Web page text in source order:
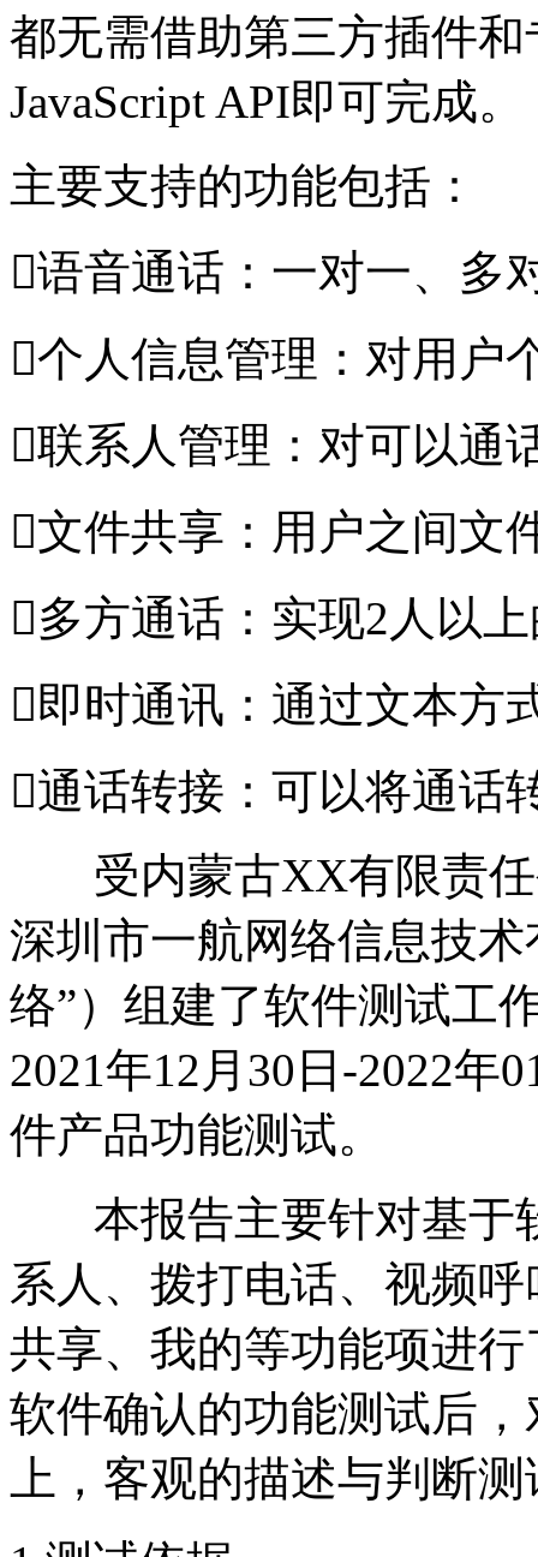
都无需借助第三方插件
JavaScript API即可完成。
主要支持的功能包括：
语音通话：一对一、多
个人信息管理：对用户
联系人管理：对可以通
文件共享：用户之间文
多方通话：实现2人以
即时通讯：通过文本方
通话转接：可以将通话
受内蒙古XX有限责任
深圳市一航网络信息技
络”）组建了软件测试工
2021年12月30日-2022年
件产品功能测试。
本报告主要针对基于
系人、拨打电话、视频
共享、我的等功能项进
软件确认的功能测试后
上，客观的描述与判断